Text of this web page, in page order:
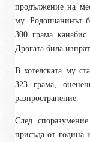
продължение на
му. Родопчанинът
300 грама
Дрогата била
В хотелската му
323 грама,
разпространение.
След
присъда от година